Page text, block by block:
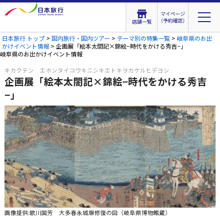
店舗一覧
マイページ
（予約確認）
日本旅行 トップ >国内旅行・国内ツアー > テーマ別の特集一覧 >岐阜県のお出
かけイベント情報 > 企画展「絵本太閤記×錦絵−時代をかける秀吉−」
岐阜県のお出かけイベント情報
キカクテン エホンタイコウキニシキエトキヲカケルヒデヨシ
企画展「絵本太閤記×錦絵−時代をかける秀吉
−」
画像提供:歌川国芳 大多春永城塀修復の図（岐阜県博物館蔵）